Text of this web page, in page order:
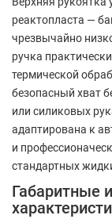
реактопласта —
чрезвычайно
ручка
термической
безопасный хват
или силиковых
адаптирована к
и
стандартных
Габаритные